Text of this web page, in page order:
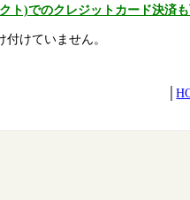
ト)でのクレジットカード決済
付けていません。
│